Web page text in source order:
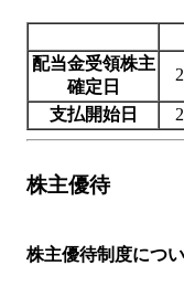
配当金受領株主
確定日
支払開始日
株主優待
株主優待制度につ